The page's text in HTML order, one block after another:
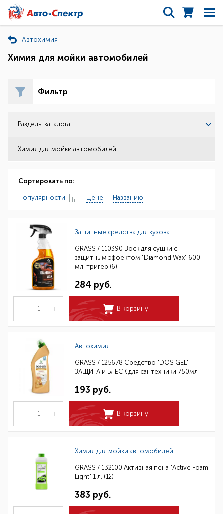
Автохимия
Химия для мойки автомобилей
Фильтр
Разделы каталога
Химия для мойки автомобилей
Сортировать по:
Популярности Цене Названию
Защитные средства для кузова
GRASS / 110390 Воск для сушки с
защитным эффектом "Diamond Wax" 600
мл. тригер (6)
284 руб.
– + В корзину
Автохимия
GRASS / 125678 Средство "DOS GEL"
ЗАЩИТА и БЛЕСК для сантехники 750мл
193 руб.
– + В корзину
Химия для мойки автомобилей
GRASS / 132100 Активная пена "Active Foam
Light" 1 л. (12)
383 руб.